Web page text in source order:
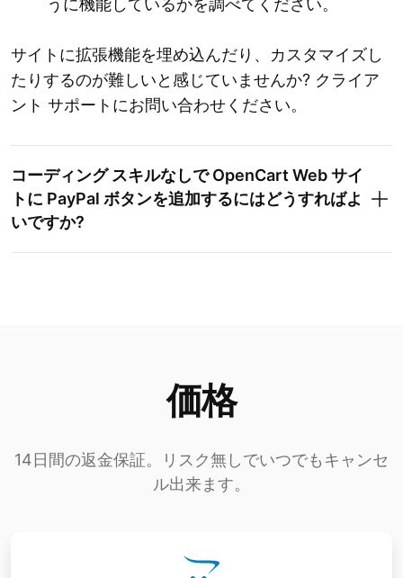
うに機能しているかを調べてください。
サイトに拡張機能を埋め込んだり、カスタマイズし
たりするのが難しいと感じていませんか? クライア
ント サポートにお問い合わせください。
コーディング スキルなしで OpenCart Web サイ
トに PayPal ボタンを追加するにはどうすればよ
いですか?
価格
14日間の返金保証。リスク無しでいつでもキャンセ
ル出来ます。